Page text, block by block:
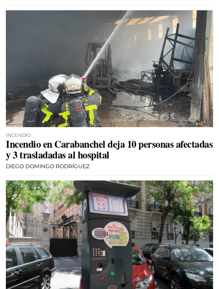
INCENDIO
Incendio en Carabanchel deja 10 personas afectadas
y 3 trasladadas al hospital
DIEGO DOMINGO RODRÍGUEZ